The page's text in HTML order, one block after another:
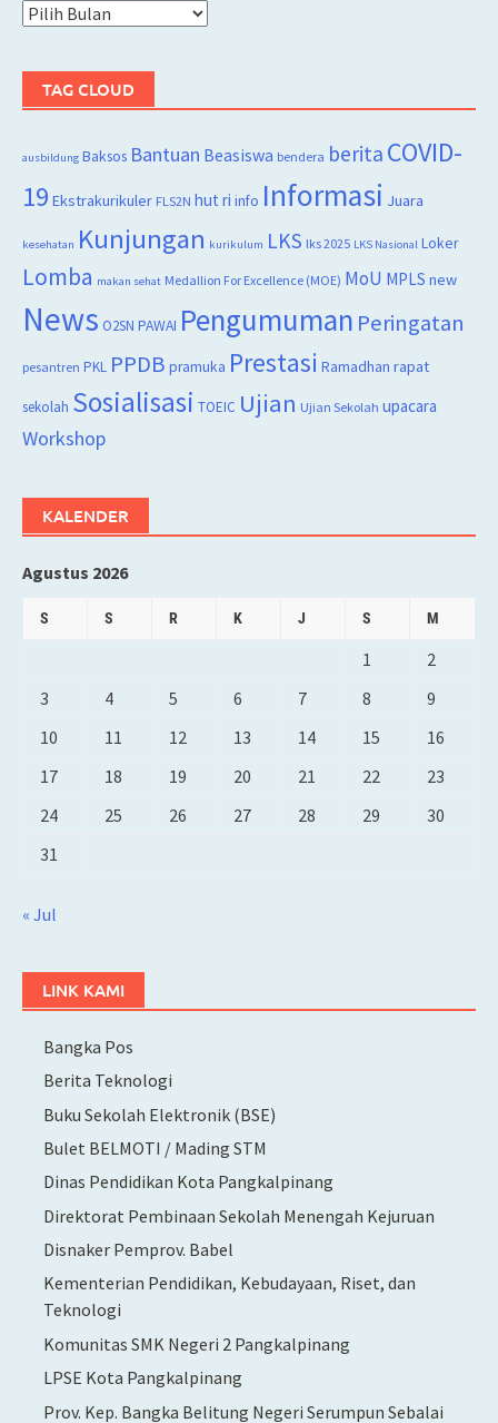
Arsip
TAG CLOUD
ausbildung Baksos Bantuan Beasiswa bendera berita COVID-
19 Ekstrakurikuler FLS2N hut ri info Informasi Juara
kesehatan Kunjungan kurikulum LKS lks 2025 LKS Nasional Loker
Lomba makan sehat Medallion For Excellence (MOE) MoU MPLS new
News O2SN PAWAI Pengumuman Peringatan
pesantren PKL PPDB pramuka Prestasi Ramadhan rapat
sekolah Sosialisasi TOEIC Ujian Ujian Sekolah upacara
Workshop
KALENDER
Agustus 2026
S S R K J S M
1
2
3
4 5 6 7 8
9
10
11 12 13 14 15
16
17
18 19 20 21 22
23
24
25 26 27 28 29
30
31
« Jul
LINK KAMI
Bangka Pos
Berita Teknologi
Buku Sekolah Elektronik (BSE)
Bulet BELMOTI / Mading STM
Dinas Pendidikan Kota Pangkalpinang
Direktorat Pembinaan Sekolah Menengah Kejuruan
Disnaker Pemprov. Babel
Kementerian Pendidikan, Kebudayaan, Riset, dan
Teknologi
Komunitas SMK Negeri 2 Pangkalpinang
LPSE Kota Pangkalpinang
Prov. Kep. Bangka Belitung Negeri Serumpun Sebalai